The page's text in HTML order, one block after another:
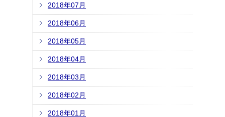
2018年07月
2018年06月
2018年05月
2018年04月
2018年03月
2018年02月
2018年01月